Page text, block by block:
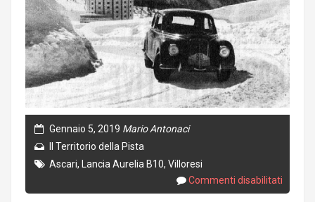
Gennaio 5, 2019 Mario Antonaci
Il Territorio della Pista
Ascari, Lancia Aurelia B10, Villoresi
Commenti disabilitati